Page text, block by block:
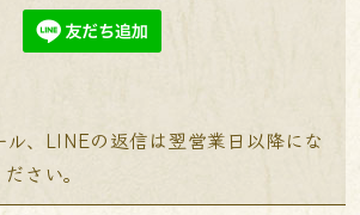
、LINEの返信は翌営業日以降にな
さい。